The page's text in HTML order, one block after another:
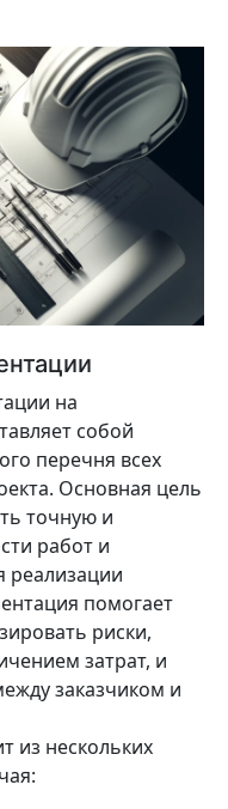
на
собой
перечня всех
Основная цель
точную и
работ и
реализации
помогает
риски,
затрат, и
заказчиком и
из нескольких